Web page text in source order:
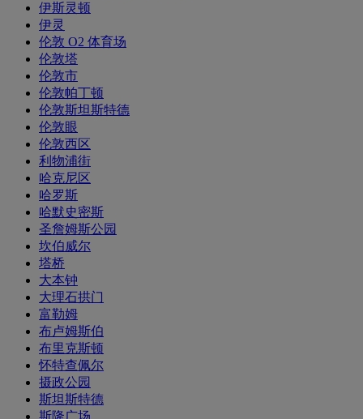
伊斯灵顿
伊灵
伦敦 O2 体育场
伦敦塔
伦敦市
伦敦帕丁顿
伦敦斯坦斯特德
伦敦眼
伦敦西区
利物浦街
哈克尼区
哈罗斯
哈默史密斯
圣詹姆斯公园
坎伯威尔
塔桥
大本钟
大理石拱门
富勒姆
布卢姆斯伯
布里克斯顿
怀特查佩尔
摄政公园
斯坦斯特德
斯隆广场